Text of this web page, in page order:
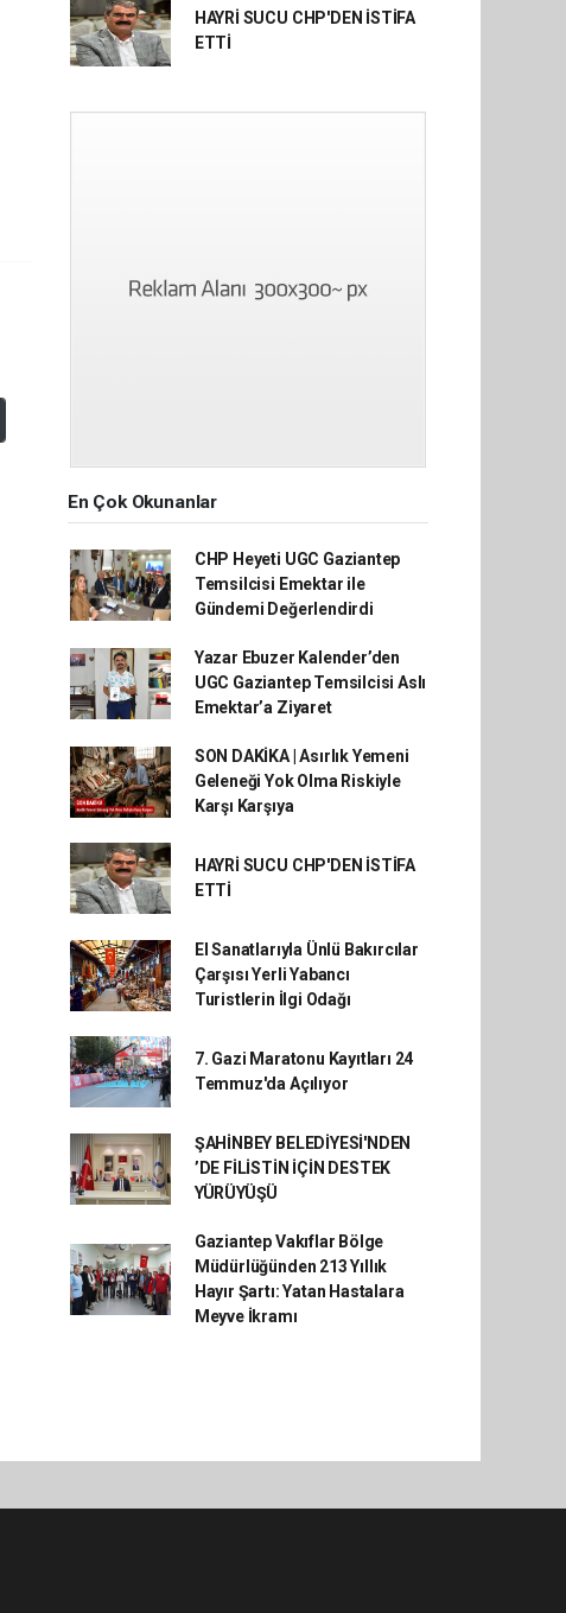
HAYRİ SUCU CHP'DEN İSTİFA
ETTİ
En Çok Okunanlar
CHP Heyeti UGC Gaziantep
Temsilcisi Emektar ile
Gündemi Değerlendirdi
Yazar Ebuzer Kalender’den
UGC Gaziantep Temsilcisi Aslı
Emektar’a Ziyaret
SON DAKİKA | Asırlık Yemeni
Geleneği Yok Olma Riskiyle
Karşı Karşıya
HAYRİ SUCU CHP'DEN İSTİFA
ETTİ
El Sanatlarıyla Ünlü Bakırcılar
Çarşısı Yerli Yabancı
Turistlerin İlgi Odağı
7. Gazi Maratonu Kayıtları 24
Temmuz'da Açılıyor
ŞAHİNBEY BELEDİYESİ'NDEN
’DE FİLİSTİN İÇİN DESTEK
YÜRÜYÜŞÜ
Gaziantep Vakıflar Bölge
Müdürlüğünden 213 Yıllık
Hayır Şartı: Yatan Hastalara
Meyve İkramı